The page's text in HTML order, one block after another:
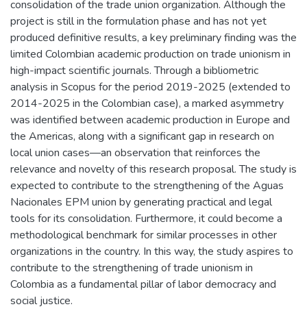
consolidation of the trade union organization. Although the
project is still in the formulation phase and has not yet
produced definitive results, a key preliminary finding was the
limited Colombian academic production on trade unionism in
high-impact scientific journals. Through a bibliometric
analysis in Scopus for the period 2019-2025 (extended to
2014-2025 in the Colombian case), a marked asymmetry
was identified between academic production in Europe and
the Americas, along with a significant gap in research on
local union cases—an observation that reinforces the
relevance and novelty of this research proposal. The study is
expected to contribute to the strengthening of the Aguas
Nacionales EPM union by generating practical and legal
tools for its consolidation. Furthermore, it could become a
methodological benchmark for similar processes in other
organizations in the country. In this way, the study aspires to
contribute to the strengthening of trade unionism in
Colombia as a fundamental pillar of labor democracy and
social justice.